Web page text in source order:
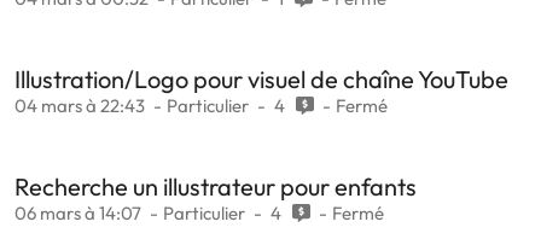
Illustration/Logo pour visuel de chaîne YouTube
04 mars à 22:43 Particulier 4 Fermé
Recherche un illustrateur pour enfants
06 mars à 14:07 Particulier 4 Fermé